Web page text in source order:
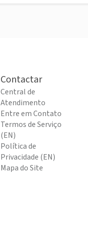
Contactar
Central de
Atendimento
Entre em Contato
Termos de Serviço
(EN)
Política de
Privacidade (EN)
Mapa do Site